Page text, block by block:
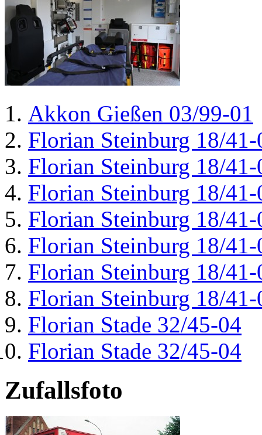
Akkon Gießen 03/99-01
Florian Steinburg 18/41-
Florian Steinburg 18/41-
Florian Steinburg 18/41-
Florian Steinburg 18/41-
Florian Steinburg 18/41-
Florian Steinburg 18/41-
Florian Steinburg 18/41-
Florian Stade 32/45-04
Florian Stade 32/45-04
Zufallsfoto